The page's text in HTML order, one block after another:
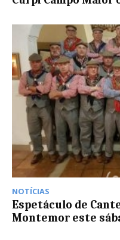
NOTÍCIAS
Espetáculo de
Montemor este